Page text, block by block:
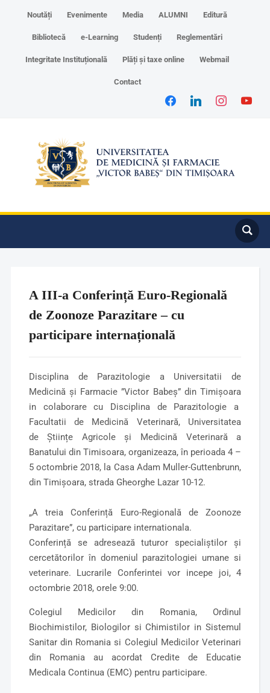
Noutăți Evenimente Media ALUMNI Editură
Bibliotecă e-Learning Studenți Reglementări
Integritate Instituțională Plăți și taxe online Webmail
Contact
A III-a Conferință Euro-Regională
de Zoonoze Parazitare – cu
participare internațională
Disciplina de Parazitologie a Universitatii de
Medicină și Farmacie ”Victor Babeș” din Timișoara
in colaborare cu Disciplina de Parazitologie a
Facultatii de Medicină Veterinară, Universitatea
de Științe Agricole și Medicină Veterinară a
Banatului din Timisoara, organizeaza, în perioada 4 –
5 octombrie 2018, la Casa Adam Muller-Guttenbrunn,
din Timișoara, strada Gheorghe Lazar 10-12.
„A treia Conferință Euro-Regională de Zoonoze
Parazitare”, cu participare internationala.
Conferință se adresează tuturor specialiștilor și
cercetătorilor în domeniul parazitologiei umane si
veterinare. Lucrarile Conferintei vor incepe joi, 4
octombrie 2018, orele 9:00.
Colegiul Medicilor din Romania, Ordinul
Biochimistilor, Biologilor si Chimistilor in Sistemul
Sanitar din Romania si Colegiul Medicilor Veterinari
din Romania au acordat Credite de Educatie
Medicala Continua (EMC) pentru participare.